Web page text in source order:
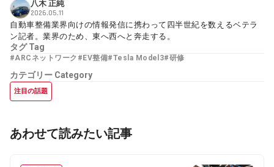
八木 正純
2026.05.11
自動車整備業界向けの情報発信に携わって四半世紀を数えるベテラ
ン記者。業界のため、東へ西へと奔走する。
タグTag
#ARCネットワーク #EV整備#Tesla Model3#研修
カテゴリー Category
注目の話題
あわせて読みたい記事